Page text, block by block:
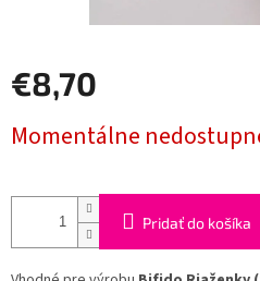
€8,70
cena:
Momentálne
Pridať do košíka